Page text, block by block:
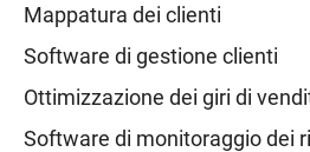
Mappatura dei clienti
Software di gestione clienti
Ottimizzazione dei giri di
Software di monitoraggio dei